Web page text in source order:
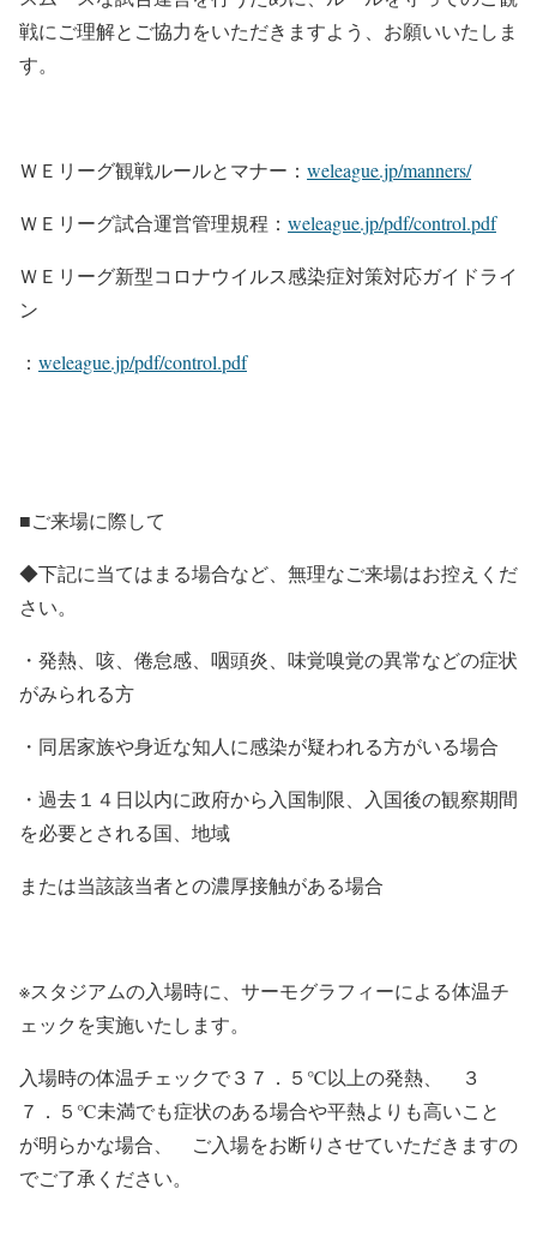
戦にご理解とご協力をいただきますよう、お願いいたしま
す。
ＷＥリーグ観戦ルールとマナー： weleague.jp/manners/
ＷＥリーグ試合運営管理規程： weleague.jp/pdf/control.pdf
ＷＥリーグ新型コロナウイルス感染症対策対応ガイドライ
ン
： weleague.jp/pdf/control.pdf
■ご来場に際して
◆下記に当てはまる場合など、無理なご来場はお控えくだ
さい。
・発熱、咳、倦怠感、咽頭炎、味覚嗅覚の異常などの症状
がみられる方
・同居家族や身近な知人に感染が疑われる方がいる場合
・過去１４日以内に政府から入国制限、入国後の観察期間
を必要とされる国、地域
または当該該当者との濃厚接触がある場合
※スタジアムの入場時に、サーモグラフィーによる体温チ
ェックを実施いたします。
入場時の体温チェックで３７．５℃以上の発熱、 ３
７．５℃未満でも症状のある場合や平熱よりも高いこと
が明らかな場合、 ご入場をお断りさせていただきますの
でご了承ください。